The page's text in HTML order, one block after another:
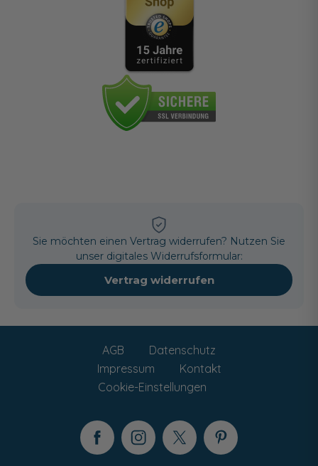
Sie möchten einen Vertrag widerrufen? Nutzen Sie
unser digitales Widerrufsformular:
Vertrag widerrufen
AGB
Datenschutz
Impressum
Kontakt
Cookie-Einstellungen